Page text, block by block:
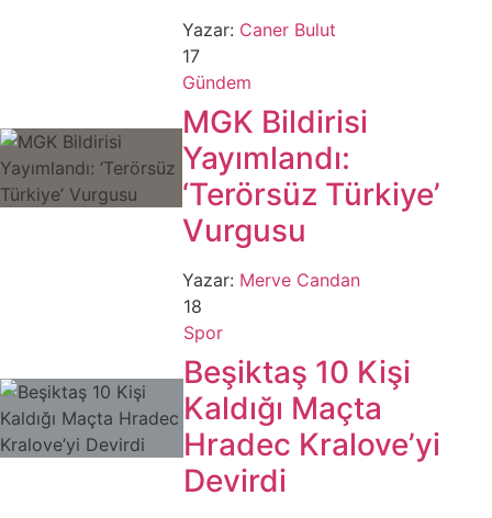
Yazar: Caner Bulut
17
Gündem
MGK Bildirisi
Yayımlandı:
‘Terörsüz Türkiye’
Vurgusu
Yazar: Merve Candan
18
Spor
Beşiktaş 10 Kişi
Kaldığı Maçta
Hradec Kralove’yi
Devirdi